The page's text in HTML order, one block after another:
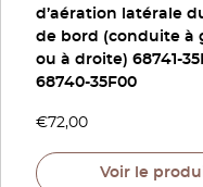
d’aération latérale
de bord (conduite à
ou à droite) 68741-
68740-35F00
€72,00
Voir le